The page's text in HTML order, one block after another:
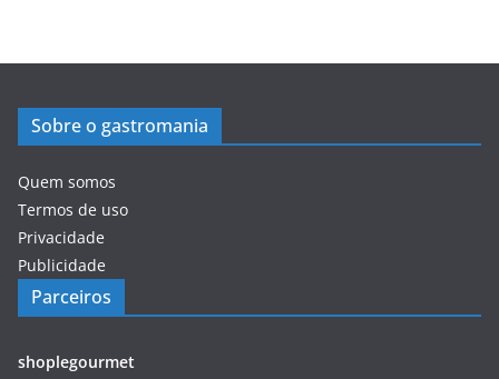
Sobre o gastromania
Quem somos
Termos de uso
Privacidade
Publicidade
Parceiros
shoplegourmet